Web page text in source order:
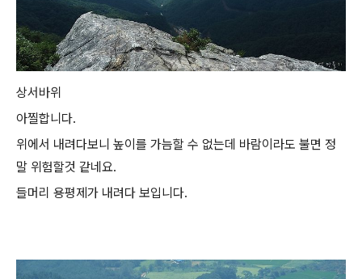
상서바위
아찔합니다.
위에서 내려다보니 높이를 가늠할 수 없는데 바람이라도 불면 정
말 위험할것 같네요.
들머리 용평제가 내려다 보입니다.